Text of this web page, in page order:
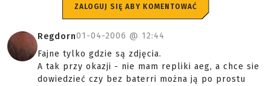
ZALOGUJ SIĘ ABY KOMENTOWAĆ
Regdorn01-04-2006 @ 12:44
Fajne tylko gdzie są zdjęcia.
A tak przy okazji - nie mam repliki aeg, a chce sie
dowiedzieć czy bez baterri można ją po prostu